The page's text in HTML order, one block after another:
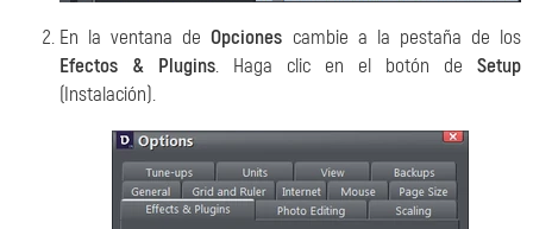
En la ventana deOpciones cambie a la pestaña de los
Efectos & Plugins. Haga clic en el botón de Setup
(Instalación).